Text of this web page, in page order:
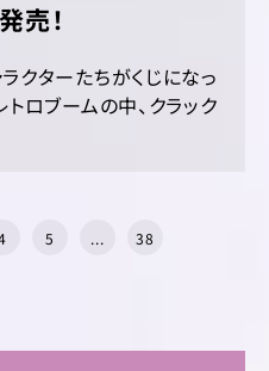
売！
クターたちがくじになっ
ロブームの中、クラック
5 ... 38